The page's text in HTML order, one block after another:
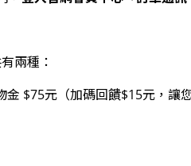
兩種：
$75元（加碼回饋$15元，讓